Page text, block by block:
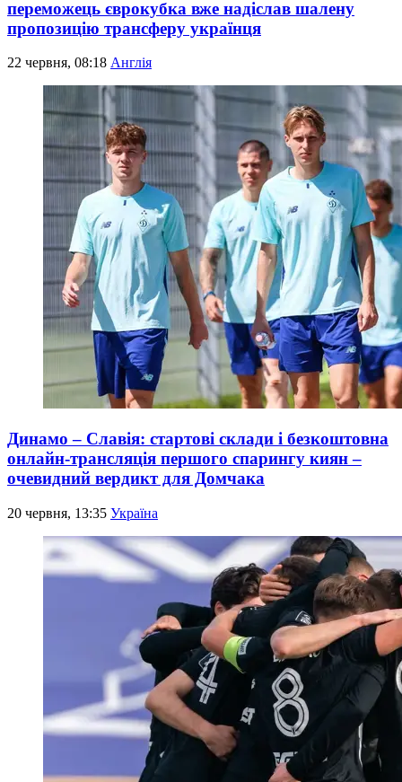
переможець єврокубка вже надіслав шалену
пропозицію трансферу українця
22 червня, 08:18 Англія
Динамо – Славія: стартові склади і безкоштовна
онлайн-трансляція першого спарингу киян –
очевидний вердикт для Домчака
20 червня, 13:35 Україна